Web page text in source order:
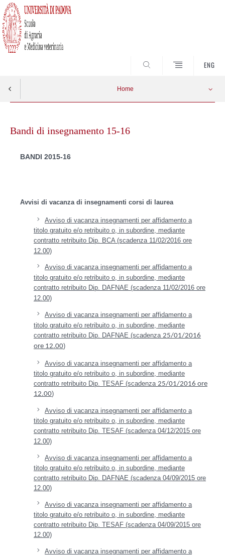
ENG
Home
contentBandi di insegnamento 15-16
BANDI 2015-16
Avvisi di vacanza di insegnamenti corsi di laurea
Avviso di vacanza insegnamenti per affidamento a
titolo gratuito e/o retribuito o, in subordine, mediante
contratto retribuito Dip. BCA (scadenza 11/02/2016 ore
12.00)
Avviso di vacanza insegnamenti per affidamento a
titolo gratuito e/o retribuito o, in subordine, mediante
contratto retribuito Dip. DAFNAE (scadenza 11/02/2016 ore
12.00)
Avviso di vacanza insegnamenti per affidamento a
titolo gratuito e/o retribuito o, in subordine, mediante
contratto retribuito Dip. DAFNAE (scadenza 25/01/2016
ore 12.00)
Avviso di vacanza insegnamenti per affidamento a
titolo gratuito e/o retribuito o, in subordine, mediante
contratto retribuito Dip. TESAF (scadenza 25/01/2016 ore
12.00)
Avviso di vacanza insegnamenti per affidamento a
titolo gratuito e/o retribuito o, in subordine, mediante
contratto retribuito Dip. TESAF (scadenza 04/12/2015 ore
12.00)
Avviso di vacanza insegnamenti per affidamento a
titolo gratuito e/o retribuito o, in subordine, mediante
contratto retribuito Dip. DAFNAE (scadenza 04/09/2015 ore
12.00)
Avviso di vacanza insegnamenti per affidamento a
titolo gratuito e/o retribuito o, in subordine, mediante
contratto retribuito Dip. TESAF (scadenza 04/09/2015 ore
12.00)
Avviso di vacanza insegnamenti per affidamento a